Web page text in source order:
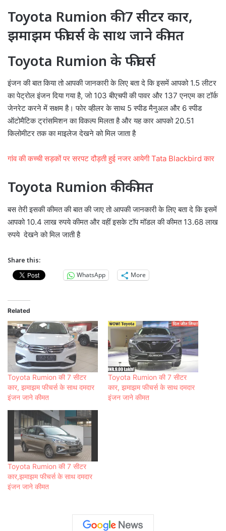
Toyota Rumion की 7 सीटर कार,
झमाझम फीचर्स के साथ जाने कीमत
Toyota Rumion के फीचर्स
इंजन की बात किया तो आपकी जानकारी के लिए बता दे कि इसमें आपको 1.5 लीटर
का पेट्रोल इंजन दिया गया है, जो 103 बीएचपी की पावर और 137 एनएम का टॉर्क
जेनरेट करने में सक्षम है। फोर व्हीलर के साथ 5 स्पीड मैनुअल और 6 स्पीड
ऑटोमैटिक ट्रांसमिशन का विकल्प मिलता है और यह कार आपको 20.51
किलोमीटर तक का माइलेज देखने को मिल जाता है
गांव की कच्ची सड़कों पर सरपट दौड़ती हुई नजर आयेगी Tata Blackbird कार
Toyota Rumion की कीमत
बस तेरी इसकी कीमत की बात की जाए तो आपकी जानकारी के लिए बता दे कि इसमें
आपको 10.4 लाख रुपये कीमत और वहीं इसके टॉप मॉडल की कीमत 13.68 लाख
रुपये देखने को मिल जाती है
Share this:
WhatsApp
More
Related
Toyota Rumion की 7 सीटर
कार, झमाझम फीचर्स के साथ दमदार
इंजन जाने कीमत
Toyota Rumion की 7 सीटर
कार, झमाझम फीचर्स के साथ दमदार
इंजन जाने कीमत
Toyota Rumion की 7 सीटर
कार,झमाझम फीचर्स के साथ दमदार
इंजन जाने कीमत